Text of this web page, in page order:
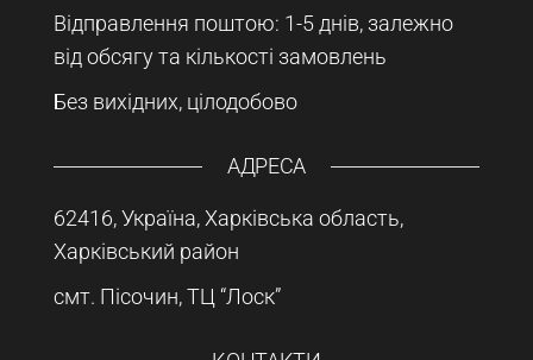
Відправлення поштою: 1-5 днів, залежно
від обсягу та кількості замовлень
Без вихідних, цілодобово
АДРЕСА
62416, Україна, Харківська область,
Харківський район
смт. Пісочин, ТЦ “Лоск”